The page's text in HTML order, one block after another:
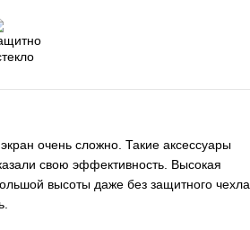
очень сложно. Такие аксессуары
свою эффективность. Высокая
высоты даже без защитного чехла